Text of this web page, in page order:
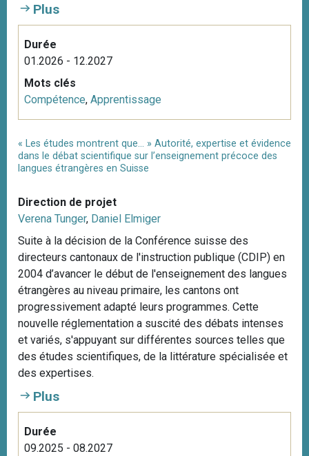
Plus
Durée
01.2026 - 12.2027
Mots clés
Compétence, Apprentissage
« Les études montrent que… » Autorité, expertise et évidence
dans le débat scientifique sur l’enseignement précoce des
langues étrangères en Suisse
Direction de projet
Verena Tunger, Daniel Elmiger
Suite à la décision de la Conférence suisse des
directeurs cantonaux de l'instruction publique (CDIP) en
2004 d’avancer le début de l'enseignement des langues
étrangères au niveau primaire, les cantons ont
progressivement adapté leurs programmes. Cette
nouvelle réglementation a suscité des débats intenses
et variés, s'appuyant sur différentes sources telles que
des études scientifiques, de la littérature spécialisée et
des expertises.
Plus
Durée
09.2025 - 08.2027